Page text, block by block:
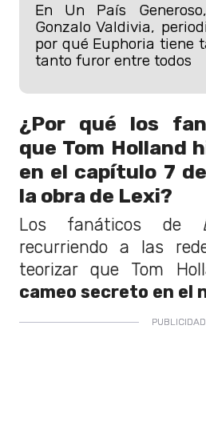
En Un País
Gonzalo Valdivia,
por qué Euphoria tiene
tanto furor entre todos
¿Por qué los
que Tom Holland
en el capítulo 7
la obra de Lexi?
Los fanáticos de
recurriendo a las
teorizar que Tom
cameo secreto en el